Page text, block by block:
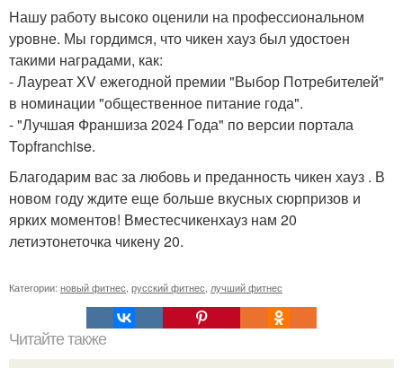
Нашу работу высоко оценили на профессиональном
уровне. Мы гордимся, что чикен хауз был удостоен
такими наградами, как:
- Лауреат XV ежегодной премии "Выбор Потребителей"
в номинации "общественное питание года".
- "Лучшая Франшиза 2024 Года" по версии портала
Topfranchise.
Благодарим вас за любовь и преданность чикен хауз . В
новом году ждите еще больше вкусных сюрпризов и
ярких моментов! Вместесчикенхауз нам 20
летиэтонеточка чикену 20.
Категории: новый фитнес русский фитнес лучший фитнес
Читайте также